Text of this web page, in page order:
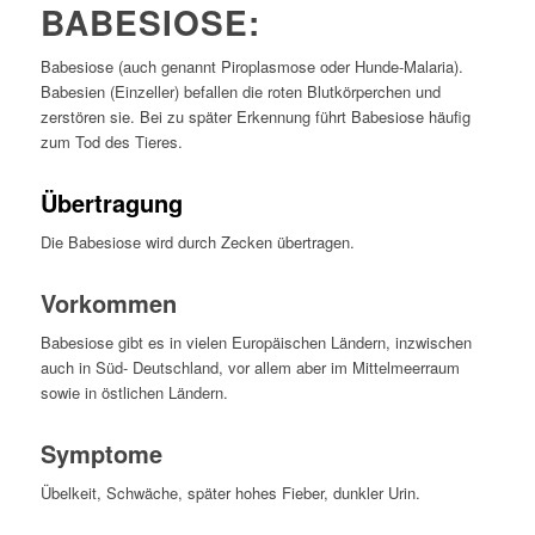
BABESIOSE:
Babesiose (auch genannt Piroplasmose oder Hunde-Malaria).
Babesien (Einzeller) befallen die roten Blutkörperchen und
zerstören sie. Bei zu später Erkennung führt Babesiose häufig
zum Tod des Tieres.
Übertragung
Die Babesiose wird durch Zecken übertragen.
Vorkommen
Babesiose gibt es in vielen Europäischen Ländern, inzwischen
auch in Süd- Deutschland, vor allem aber im Mittelmeerraum
sowie in östlichen Ländern.
Symptome
Übelkeit, Schwäche, später hohes Fieber, dunkler Urin.